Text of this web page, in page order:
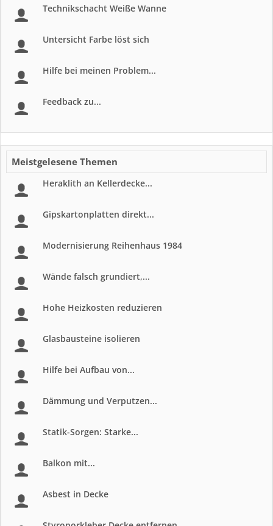
Technikschacht Weiße Wanne
Untersicht Farbe löst sich
Hilfe bei meinen Problem...
Feedback zu...
Meistgelesene Themen
Heraklith an Kellerdecke...
Gipskartonplatten direkt...
Modernisierung Reihenhaus 1984
Wände falsch grundiert,...
Hohe Heizkosten reduzieren
Glasbausteine isolieren
Hilfe bei Aufbau von...
Dämmung und Verputzen...
Statik-Sorgen: Starke...
Balkon mit...
Asbest in Decke